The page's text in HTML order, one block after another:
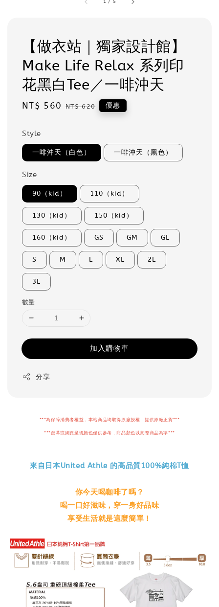
1 / 5
【做衣站｜獨家設計館】
Make Life Relax 系列印
花黑白Tee／一啡沖天
Sale
NT$ 560 Regular
NT$ 620 優惠
Style
一啡沖天（白色） 一啡沖天（黑色）
Size
90（kid） 110（kid）
130（kid） 150（kid）
160（kid） GS GM GL
S M L XL 2L
3L
數量
加入購物車
分享
***為保障消費者權益，本站商品均取得原廠授權，提供原廠正貨***
***螢幕或網頁呈現顏色僅供參考，商品顏色以實際商品為準***
來自日本United Athle 的高品質100%純棉T恤
你今天喝咖啡了嗎？
喝一口好滋味，穿一身好品味
享受生活就是這麼簡單！